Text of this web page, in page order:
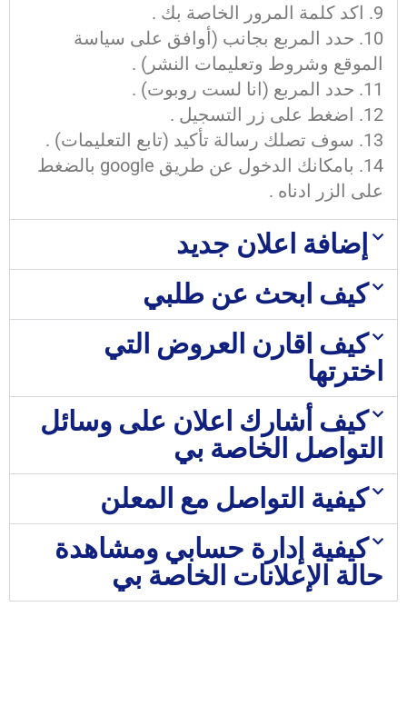
اكد كلمة المرور الخاصة بك .
حدد المربع بجانب (أوافق على سياسة
الموقع وشروط وتعليمات النشر) .
حدد المربع (انا لست روبوت) .
اضغط على زر التسجيل .
سوف تصلك رسالة تأكيد (تابع التعليمات) .
بامكانك الدخول عن طريق google بالضغط
على الزر ادناه .
إضافة اعلان جديد
كيف ابحث عن طلبي
كيف اقارن العروض التي
اخترتها
كيف أشارك اعلان على وسائل
التواصل الخاصة بي
كيفية التواصل مع المعلن
كيفية إدارة حسابي ومشاهدة
حالة الإعلانات الخاصة بي